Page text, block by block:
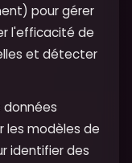
pour gérer
l'efficacité de
et détecter
données
les modèles de
identifier des